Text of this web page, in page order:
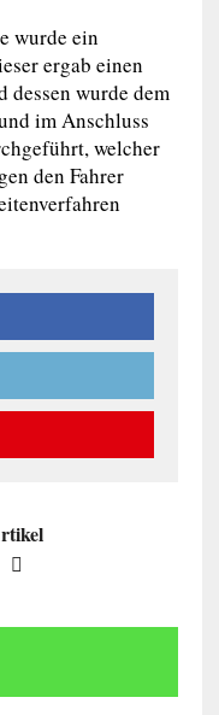
wurde ein
ergab einen
wurde dem
im Anschluss
welcher
den Fahrer